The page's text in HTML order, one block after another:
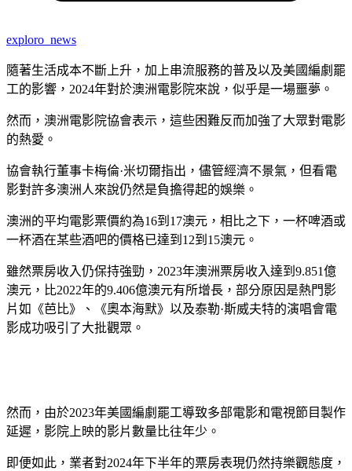
exploro_news
隨著生活成本不斷上升，加上串流服務的普及以及美國編劇罷
工的影響，2024年對於澳洲電影院來說，似乎是一場噩夢。
然而，澳洲電影院協會表示，這些困難反而加強了大眾對電影
的熱愛。
協會執行董事卡梅倫·米切爾指出，儘管經濟不景氣，但看電
影對許多澳洲人來說仍然是負擔得起的娛樂。
澳洲的平均電影票價約為16到17澳元，相比之下，一杯啤酒或
一杯酒在某些酒吧的價格已達到12到15澳元。
雖然票房收入仍保持強勁，2023年澳洲票房收入達到9.851億
澳元，比2022年的9.406億澳元有所增長，部分原因是熱門影
片如《芭比》、《奧本海默》以及泰勒·斯威夫特的演唱會電
影成功吸引了大批觀眾。
然而，由於2023年美國編劇罷工導致多部電影和電視節目製作
延遲，影院上映的影片數量比往年少。
即便如此，業者對2024年下半年的票房表現仍然持樂觀態度，